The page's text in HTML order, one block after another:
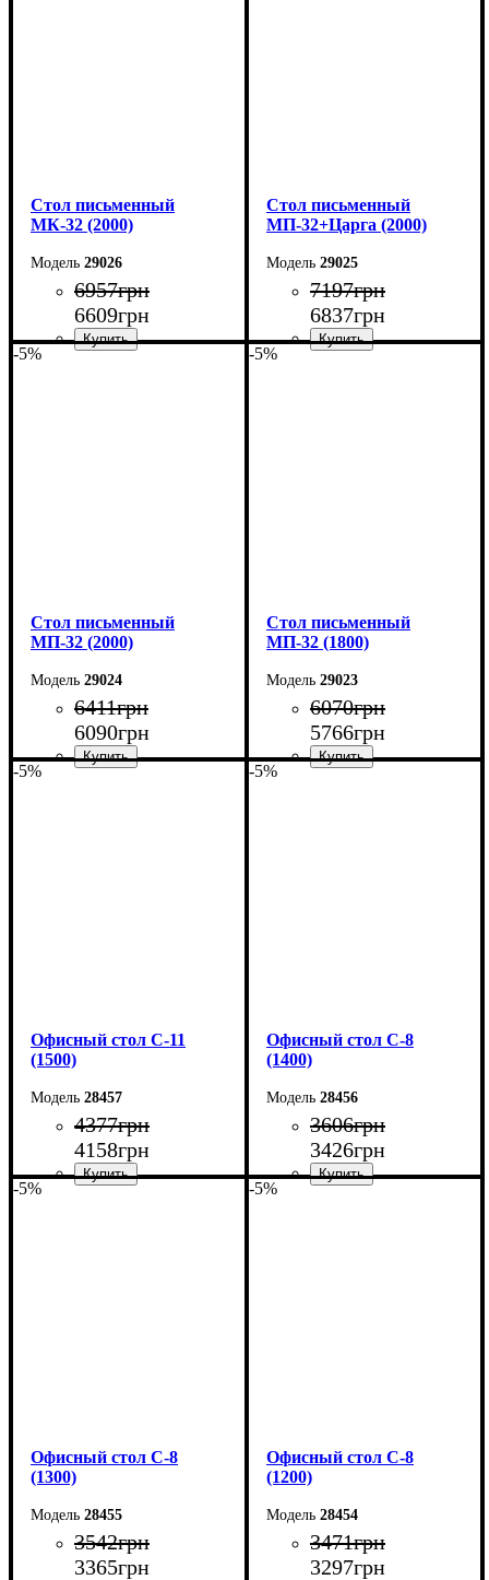
Cтол письменный
МК-32 (2000)
29026
6957грн
6609грн
Cтол письменный
МП-32+Царга (2000)
29025
7197грн
6837грн
-5%
Cтол письменный
МП-32 (2000)
29024
6411грн
6090грн
-5%
Cтол письменный
МП-32 (1800)
29023
6070грн
5766грн
-5%
Офисный стол С-11
(1500)
28457
4377грн
4158грн
-5%
Офисный стол С-8
(1400)
28456
3606грн
3426грн
-5%
Офисный стол С-8
(1300)
28455
3542грн
3365грн
-5%
Офисный стол С-8
(1200)
28454
3471грн
3297грн